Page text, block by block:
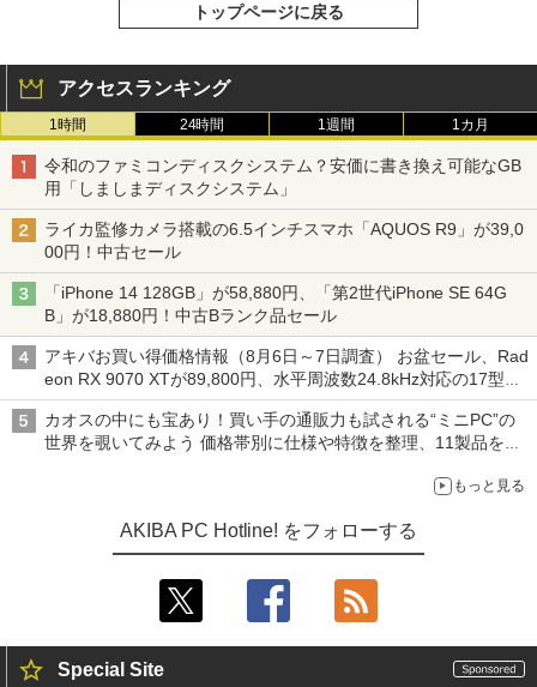
トップページに戻る
アクセスランキング
1時間 24時間 1週間 1カ月
令和のファミコンディスクシステム？安価に書き換え可能なGB
用「しましまディスクシステム」
ライカ監修カメラ搭載の6.5インチスマホ「AQUOS R9」が39,0
00円！中古セール
「iPhone 14 128GB」が58,880円、「第2世代iPhone SE 64G
B」が18,880円！中古Bランク品セール
アキバお買い得価格情報（8月6日～7日調査） お盆セール、Rad
eon RX 9070 XTが89,800円、水平周波数24.8kHz対応の17型モ
ニターが9,801円、暑さ指数連動セール ほか
カオスの中にも宝あり！買い手の通販力も試される“ミニPC”の
世界を覗いてみよう 価格帯別に仕様や特徴を整理、11製品をピ
もっと見る
AKIBA PC Hotline! をフォローする
Special Site